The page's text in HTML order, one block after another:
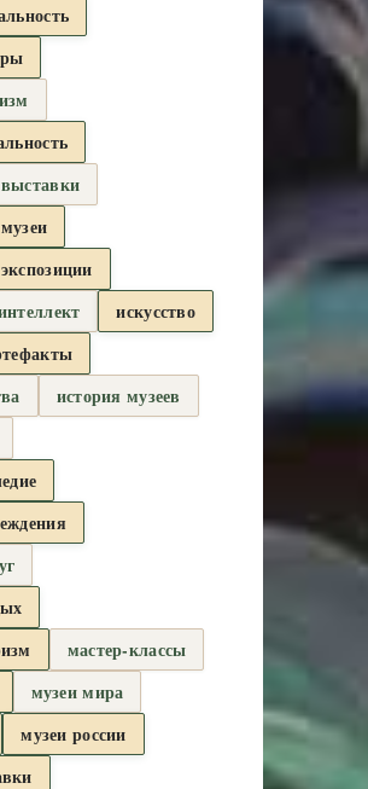
искусство
история музеев
мастер-классы
музеи мира
музеи россии